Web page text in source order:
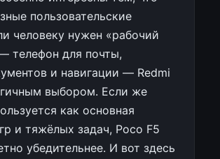
пользовательские
человеку нужен «рабочий
телефон для почты,
и навигации — Redmi
выбором. Если же
как основная
и тяжёлых задач, Poco F5
убедительнее. И вот здесь